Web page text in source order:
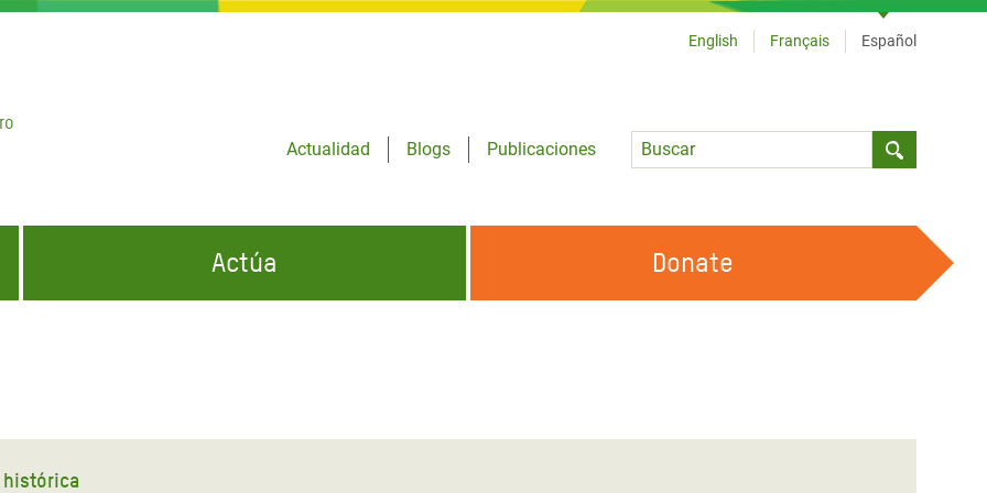
Actualidad
Blogs
Publicaciones
Language
English Français Español
por la Crisis en
Actúa Donate